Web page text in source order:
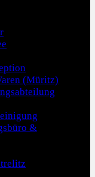
(Müritz)
&